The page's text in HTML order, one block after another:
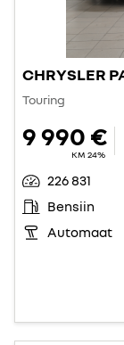
CHRYSLER
Touring
9 990 €
KM 24%
226 831
Bensiin
Automaat